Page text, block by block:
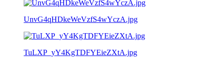
UnvG4qHDkeWeVzfS4wYczA.jpg
TuLXP_yY4KgTDFYEieZXtA.jpg